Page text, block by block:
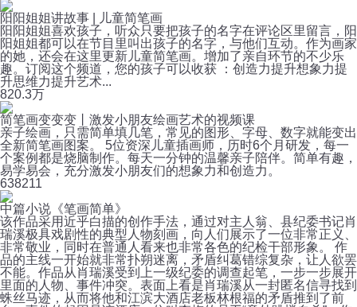
阳阳姐姐讲故事 | 儿童简笔画
阳阳姐姐喜欢孩子，听众只要把孩子的名字在评论区里留言，阳
阳姐姐都可以在节目里叫出孩子的名字，与他们互动。作为画家
的她，还会在这里更新儿童简笔画。增加了亲自环节的不少乐
趣。订阅这个频道，您的孩子可以收获 ：创造力提升想象力提
升思维力提升艺术...
820.3万
简笔画变变变丨激发小朋友绘画艺术的视频课
亲子绘画，只需简单填几笔，常见的图形、字母、数字就能变出
全新简笔画图案。 5位资深儿童插画师，历时6个月研发，每一
个案例都是烧脑制作。每天一分钟的温馨亲子陪伴。简单有趣，
易学易会，充分激发小朋友们的想象力和创造力。
638211
中篇小说《笔画简单》
该作品采用近乎白描的创作手法，通过对主人翁、县纪委书记肖
瑞溪极具戏剧性的典型人物刻画，向人们展示了一位非常正义、
非常敬业，同时在普通人看来也非常各色的纪检干部形象。 作
品的主线一开始就非常扑朔迷离，矛盾纠葛错综复杂，让人欲罢
不能。作品从肖瑞溪受到上一级纪委的调查起笔，一步一步展开
里面的人物、事件冲突。表面上看是肖瑞溪从一封匿名信寻找到
蛛丝马迹，从而将他和江滨大酒店老板林根福的矛盾推到了前